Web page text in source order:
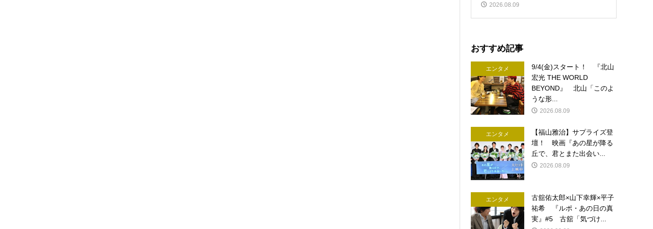
2026.08.09
おすすめ記事
エンタメ
9/4(金)スタート！ 『北山
宏光 THE WORLD
BEYOND』 北山「このよ
うな形...
2026.08.09
エンタメ
【福山雅治】サプライズ登
壇！ 映画『あの星が降る
丘で、君とまた出会い...
2026.08.09
エンタメ
古舘佑太郎×山下幸輝×平子
祐希 『ルポ・あの日の真
実』#5 古舘「気づけ...